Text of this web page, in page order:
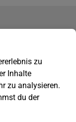
mehr findest du in
zu
Inhalte
zu analysieren.
du der